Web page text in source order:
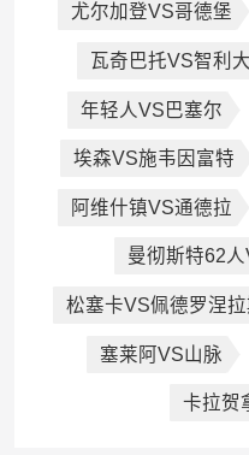
尤尔加登VS哥德堡
瓦奇巴托VS智利
年轻人VS巴塞尔
埃森VS施韦因富特
阿维什镇VS通德拉
曼彻斯特62
松塞卡VS佩德罗涅拉
塞莱阿VS山脉
卡拉贺